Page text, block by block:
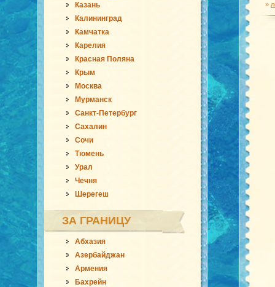
Казань
Калининград
Камчатка
Карелия
Красная Поляна
Крым
Москва
Мурманск
Санкт-Петербург
Сахалин
Сочи
Тюмень
Урал
Чечня
Шерегеш
ЗА ГРАНИЦУ
Абхазия
Азербайджан
Армения
Бахрейн
»